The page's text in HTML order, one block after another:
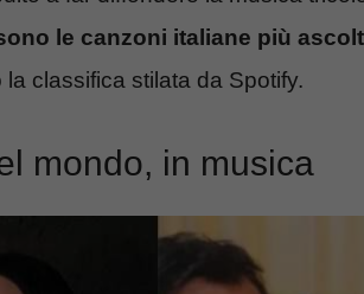
le canzoni italiane più
la classifica stilata da Spotify.
mondo, in musica